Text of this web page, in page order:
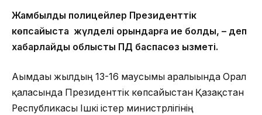
Жамбылдық полицейлер Президенттік
көпсайыста жүлделі орындарға ие болды, – деп
хабарлайды облыстық ПД баспасөз қызметі.
Ағымдағы жылдың 13-16 маусымы аралығында Орал
қаласында Президенттік көпсайыстан Қазақстан
Республикасы Ішкі істер министрлігінің